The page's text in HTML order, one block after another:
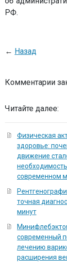
РФ.
← Назад
Комментарии
Читайте далее:
Физическая
здоровье:
движение
современном
точная
минут
современный
лечению
расширения